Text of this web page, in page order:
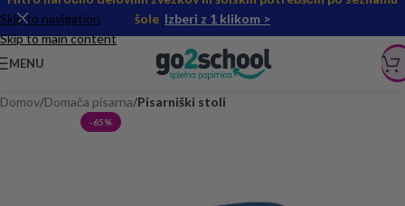
Skip to navigation
Skip to main content
šole Izberi z 1 klikom >
MENU
Domov Domača pisarna Pisarniški stoli
-65%